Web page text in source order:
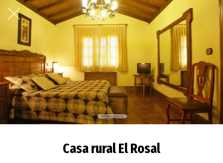
Casa rural El Rosal